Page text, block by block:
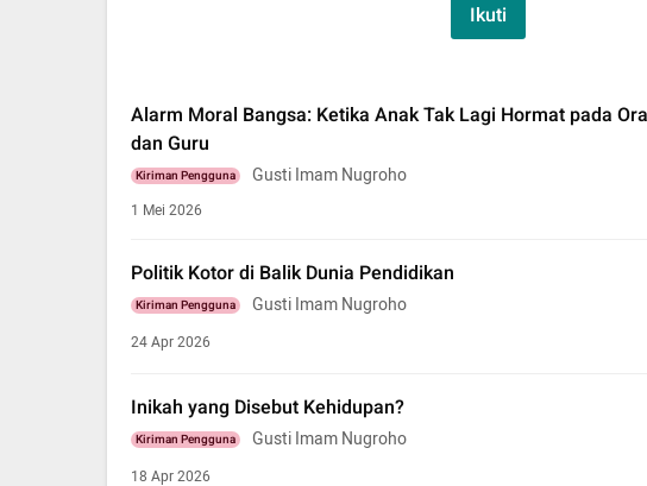
Ikuti
Alarm Moral Bangsa: Ketika Anak Tak Lagi Hormat pada
dan Guru
Kiriman Pengguna Gusti Imam Nugroho
1 Mei 2026
Politik Kotor di Balik Dunia Pendidikan
Kiriman Pengguna Gusti Imam Nugroho
24 Apr 2026
Inikah yang Disebut Kehidupan?
Kiriman Pengguna Gusti Imam Nugroho
18 Apr 2026